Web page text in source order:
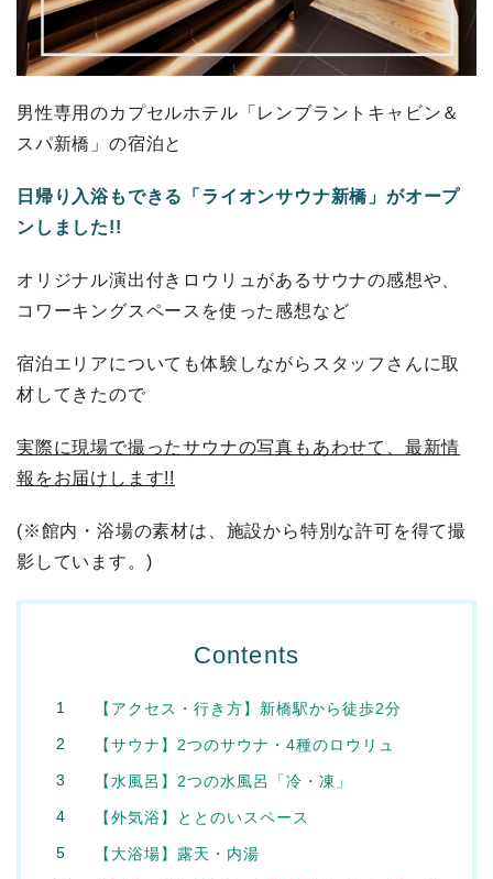
男性専用のカプセルホテル「レンブラントキャビン＆
スパ新橋」の宿泊と
日帰り入浴もできる「ライオンサウナ新橋」がオープ
ンしました!!
オリジナル演出付きロウリュがあるサウナの感想や、
コワーキングスペースを使った感想など
宿泊エリアについても体験しながらスタッフさんに取
材してきたので
実際に現場で撮ったサウナの写真もあわせて、最新情
報をお届けします!!
(※館内・浴場の素材は、施設から特別な許可を得て撮
影しています。)
Contents
【アクセス・行き方】新橋駅から徒歩2分
【サウナ】2つのサウナ・4種のロウリュ
【水風呂】2つの水風呂「冷・凍」
【外気浴】ととのいスペース
【大浴場】露天・内湯